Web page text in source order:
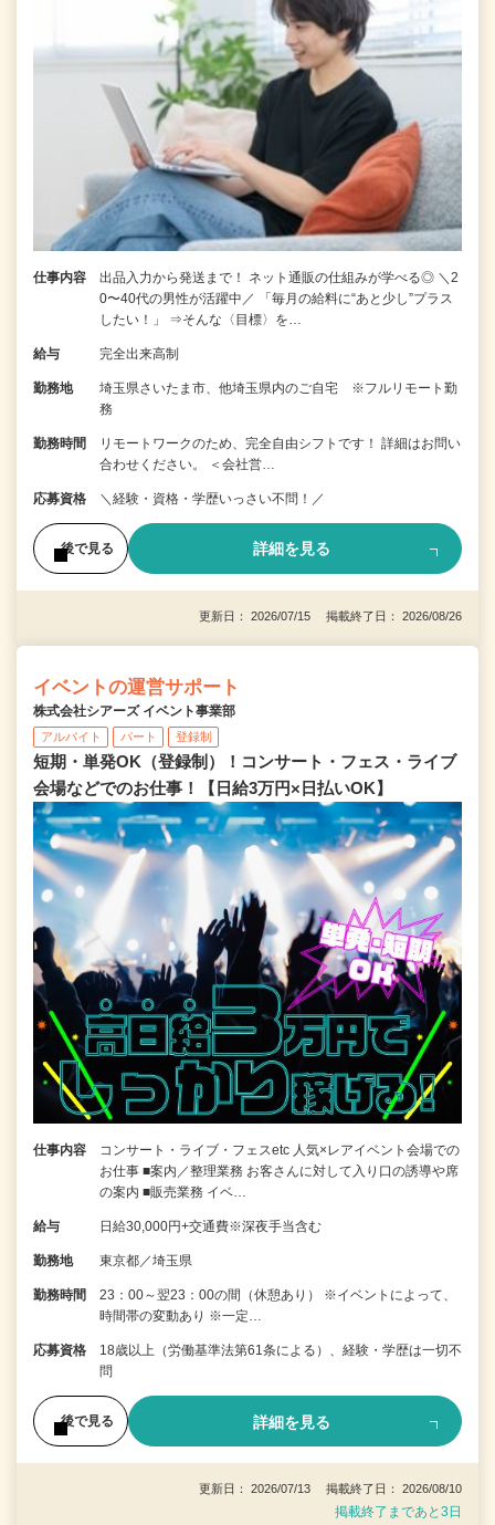
仕事内容
出品入力から発送まで！ ネット通販の仕組みが学べる◎ ＼2
0〜40代の男性が活躍中／ 「毎月の給料に“あと少し”プラス
したい！」 ⇒そんな〈目標〉を…
給与 完全出来高制
勤務地
埼玉県さいたま市、他埼玉県内のご自宅 ※フルリモート勤
務
勤務時間
リモートワークのため、完全自由シフトです！ 詳細はお問い
合わせください。 ＜会社営…
応募資格 ＼経験・資格・学歴いっさい不問！／
後で見る 詳細を見る
更新日： 2026/07/15 掲載終了日： 2026/08/26
イベントの運営サポート
株式会社シアーズ イベント事業部
アルバイト パート 登録制
短期・単発OK（登録制）！コンサート・フェス・ライブ
会場などでのお仕事！【日給3万円×日払いOK】
仕事内容
コンサート・ライブ・フェスetc 人気×レアイベント会場での
お仕事 ■案内／整理業務 お客さんに対して入り口の誘導や席
の案内 ■販売業務 イベ…
給与 日給30,000円+交通費※深夜手当含む
勤務地 東京都／埼玉県
勤務時間
23：00～翌23：00の間（休憩あり） ※イベントによって、
時間帯の変動あり ※一定…
応募資格
18歳以上（労働基準法第61条による）、経験・学歴は一切不
問
後で見る 詳細を見る
更新日： 2026/07/13 掲載終了日： 2026/08/10
掲載終了まであと3日